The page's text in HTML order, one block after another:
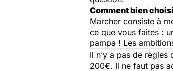
Comment bien
Marcher consiste à
ce que vous faites :
pampa ! Les
​Il n’y a pas de
200€. Il ne faut pas